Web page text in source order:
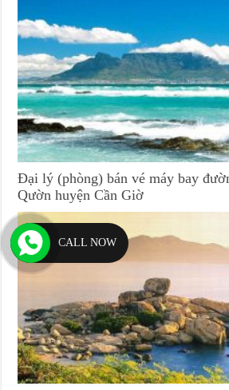
Đại lý (phòng) bán vé máy bay
Qườn huyện Cần Giờ
CALL NOW